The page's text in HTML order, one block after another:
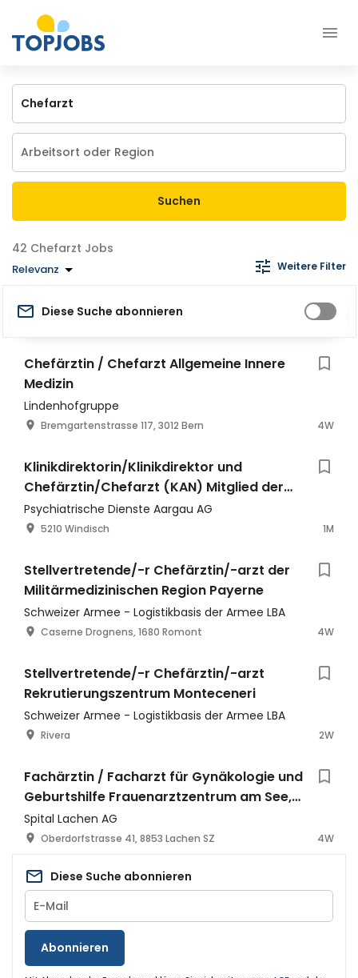
Suchen
Chefarzt Jobs
Relevanz Weitere Filter
Diese Suche abonnieren
Chefärztin / Chefarzt Allgemeine Innere
Medizin
Lindenhofgruppe
Bremgartenstrasse 117, 3012 Bern 4W
Klinikdirektorin/Klinikdirektor und
Chefärztin/Chefarzt (KAN) Mitglied der
Geschäftsleitung
Psychiatrische Dienste Aargau AG
5210 Windisch 1M
Stellvertretende/-r Chefärztin/-arzt der
Militärmedizinischen Region Payerne
Schweizer Armee - Logistikbasis der Armee LBA
Caserne Drognens, 1680 Romont 4W
Stellvertretende/-r Chefärztin/-arzt
Rekrutierungszentrum Monteceneri
Schweizer Armee - Logistikbasis der Armee LBA
Rivera 2W
Fachärztin / Facharzt für Gynäkologie und
Geburtshilfe Frauenarztzentrum am See,
Pfäffikon SZ 60% - 100%
Spital Lachen AG
Oberdorfstrasse 41, 8853 Lachen SZ 4W
Diese Suche abonnieren
Abonnieren